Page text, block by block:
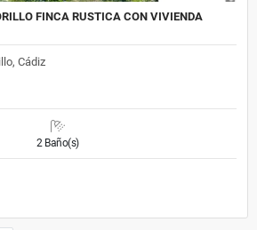
FINCA RUSTICA CON VIVIENDA
Cádiz
2 Baño(s)